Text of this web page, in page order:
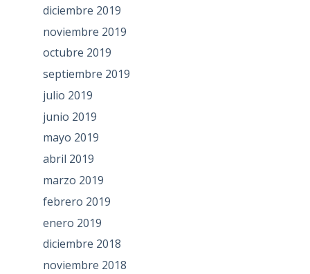
diciembre 2019
noviembre 2019
octubre 2019
septiembre 2019
julio 2019
junio 2019
mayo 2019
abril 2019
marzo 2019
febrero 2019
enero 2019
diciembre 2018
noviembre 2018